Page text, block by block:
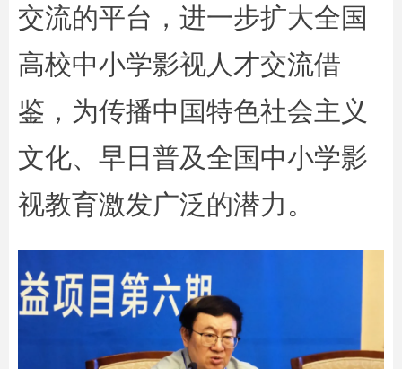
交流的平台，进一步扩大全国
高校中小学影视人才交流借
鉴，为传播中国特色社会主义
文化、早日普及全国中小学影
视教育激发广泛的潜力。